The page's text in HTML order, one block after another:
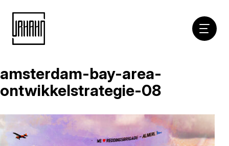
Naar
inhoud
amsterdam-bay-area-
ontwikkelstrategie-08